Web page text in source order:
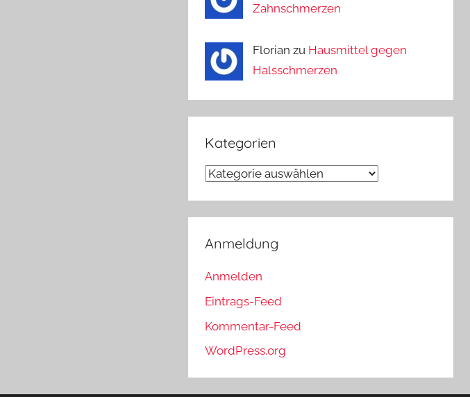
Zahnschmerzen
Florian zu Hausmittel gegen
Halsschmerzen
Kategorien
Kategorien
Anmeldung
Anmelden
Eintrags-Feed
Kommentar-Feed
WordPress.org